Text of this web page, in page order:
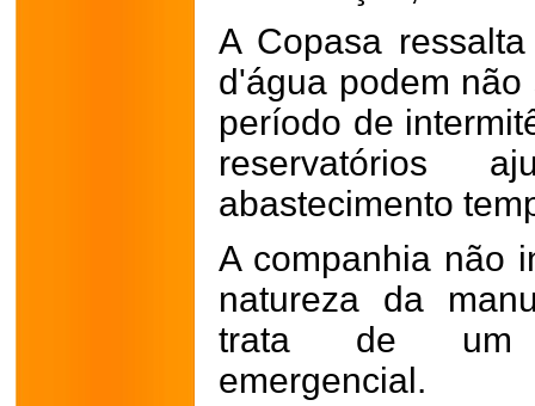
A Copasa
d'água podem
período de
reservatórios
abastecimento
A companhia não
natureza da
trata de um
emergencial.